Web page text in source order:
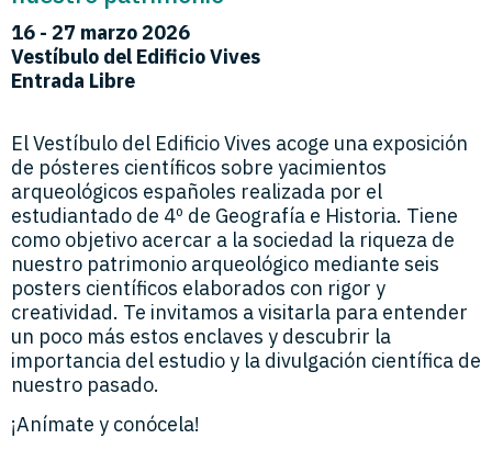
16 - 27 marzo 2026
Vestíbulo del Edificio Vives
Entrada Libre
El Vestíbulo del Edificio Vives acoge una exposición
de pósteres científicos sobre yacimientos
arqueológicos españoles realizada por el
estudiantado de 4º de Geografía e Historia. Tiene
como objetivo acercar a la sociedad la riqueza de
nuestro patrimonio arqueológico mediante seis
posters científicos elaborados con rigor y
creatividad. Te invitamos a visitarla para entender
un poco más estos enclaves y descubrir la
importancia del estudio y la divulgación científica de
nuestro pasado.
¡Anímate y conócela!